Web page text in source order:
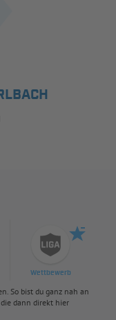
Wettbewerb
So bist du ganz nah an
dann direkt hier